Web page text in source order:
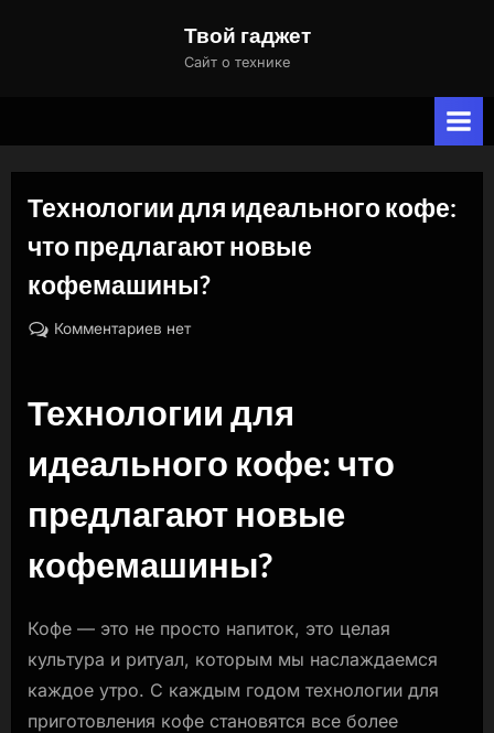
Твой гаджет
Сайт о технике
Технологии для идеального кофе:
что предлагают новые
кофемашины?
Posted
23.09.2024
By
naslili
Комментариев к
для
идеального
кофе:
что
предлагают
новые
кофемашины?
нет
Технологии для
идеального кофе: что
предлагают новые
кофемашины?
Кофе — это не просто напиток, это целая
культура и ритуал, которым мы наслаждаемся
каждое утро. С каждым годом технологии для
приготовления кофе становятся все более